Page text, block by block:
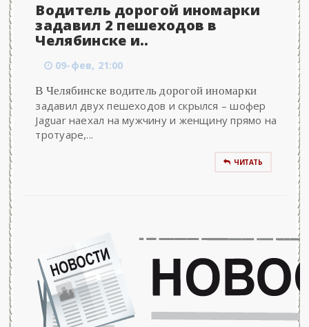
Водитель дорогой иномарки
задавил 2 пешеходов в
Челябинске и..
09-фев, 21:00
В Челябинске водитель дорогой иномарки
задавил двух пешеходов и скрылся – шофер
Jaguar наехал на мужчину и женщину прямо на
тротуаре,...
ЧИТАТЬ